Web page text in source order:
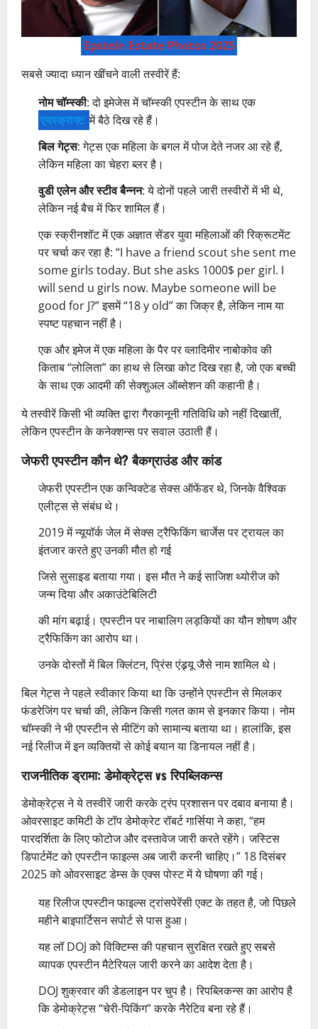
Epstein Estate Photos 2025
सबसे ज्यादा ध्यान खींचने वाली तस्वीरें हैं:
नोम चॉम्स्की: दो इमेजेस में चॉम्स्की एपस्टीन के साथ एक
एयरक्राफ्ट में बैठे दिख रहे हैं।
बिल गेट्स: गेट्स एक महिला के बगल में पोज देते नजर आ रहे हैं,
लेकिन महिला का चेहरा ब्लर है।
वुडी एलेन और स्टीव बैन्नन: ये दोनों पहले जारी तस्वीरों में भी थे,
लेकिन नई बैच में फिर शामिल हैं।
एक स्क्रीनशॉट में एक अज्ञात सेंडर युवा महिलाओं की रिक्रूटमेंट
पर चर्चा कर रहा है: “I have a friend scout she sent me
some girls today. But she asks 1000$ per girl. I
will send u girls now. Maybe someone will be
good for J?” इसमें “18 y old” का जिक्र है, लेकिन नाम या
स्पष्ट पहचान नहीं है।
एक और इमेज में एक महिला के पैर पर व्लादिमीर नाबोकोव की
किताब “लोलिता” का हाथ से लिखा कोट दिख रहा है, जो एक बच्ची
के साथ एक आदमी की सेक्शुअल ऑब्सेशन की कहानी है।
ये तस्वीरें किसी भी व्यक्ति द्वारा गैरकानूनी गतिविधि को नहीं दिखातीं,
लेकिन एपस्टीन के कनेक्शन्स पर सवाल उठाती हैं।
जेफरी एपस्टीन कौन थे? बैकग्राउंड और कांड
जेफरी एपस्टीन एक कन्विक्टेड सेक्स ऑफेंडर थे, जिनके वैश्विक
एलीट्स से संबंध थे।
2019 में न्यूयॉर्क जेल में सेक्स ट्रैफिकिंग चार्जेस पर ट्रायल का
इंतजार करते हुए उनकी मौत हो गई
जिसे सुसाइड बताया गया। इस मौत ने कई साजिश थ्योरीज को
जन्म दिया और अकाउंटेबिलिटी
की मांग बढ़ाई। एपस्टीन पर नाबालिग लड़कियों का यौन शोषण और
ट्रैफिकिंग का आरोप था।
उनके दोस्तों में बिल क्लिंटन, प्रिंस एंड्र्यू जैसे नाम शामिल थे।
बिल गेट्स ने पहले स्वीकार किया था कि उन्होंने एपस्टीन से मिलकर
फंडरेजिंग पर चर्चा की, लेकिन किसी गलत काम से इनकार किया। नोम
चॉम्स्की ने भी एपस्टीन से मीटिंग को सामान्य बताया था। हालांकि, इस
नई रिलीज में इन व्यक्तियों से कोई बयान या डिनायल नहीं है।
राजनीतिक ड्रामा: डेमोक्रेट्स vs रिपब्लिकन्स
डेमोक्रेट्स ने ये तस्वीरें जारी करके ट्रंप प्रशासन पर दबाव बनाया है।
ओवरसाइट कमिटी के टॉप डेमोक्रेट रॉबर्ट गार्सिया ने कहा, “हम
पारदर्शिता के लिए फोटोज और दस्तावेज जारी करते रहेंगे। जस्टिस
डिपार्टमेंट को एपस्टीन फाइल्स अब जारी करनी चाहिए।” 18 दिसंबर
2025 को ओवरसाइट डेम्स के एक्स पोस्ट में ये घोषणा की गई।
यह रिलीज एपस्टीन फाइल्स ट्रांसपेरेंसी एक्ट के तहत है, जो पिछले
महीने बाइपार्टिसन सपोर्ट से पास हुआ।
यह लॉ DOJ को विक्टिम्स की पहचान सुरक्षित रखते हुए सबसे
व्यापक एपस्टीन मैटेरियल जारी करने का आदेश देता है।
DOJ शुक्रवार की डेडलाइन पर चुप है। रिपब्लिकन्स का आरोप है
कि डेमोक्रेट्स “चेरी-पिकिंग” करके नैरेटिव बना रहे हैं।